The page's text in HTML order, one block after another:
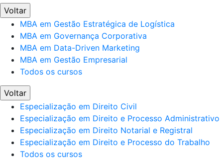
Voltar
MBA em Gestão Estratégica de Logística
MBA em Governança Corporativa
MBA em Data-Driven Marketing
MBA em Gestão Empresarial
Todos os cursos
Voltar
Especialização em Direito Civil
Especialização em Direito e Processo Administrativo
Especialização em Direito Notarial e Registral
Especialização em Direito e Processo do Trabalho
Todos os cursos